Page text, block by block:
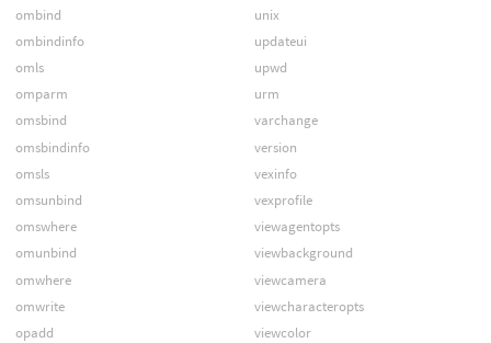
ombind
ombindinfo
omls
omparm
omsbind
omsbindinfo
omsls
omsunbind
omswhere
omunbind
omwhere
omwrite
opadd
unix
updateui
upwd
urm
varchange
version
vexinfo
vexprofile
viewagentopts
viewbackground
viewcamera
viewcharacteropts
viewcolor